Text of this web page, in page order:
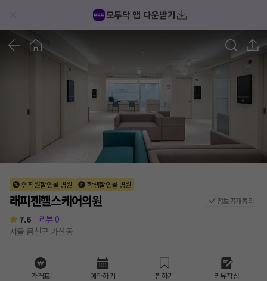
모두닥 앱 다운받기
임직원할인몰 병원 학생할인몰 병원
래피젠헬스케어의원 정보공개동의
7.6 리뷰 0
서울 금천구 가산동
가격표 예약하기 찜하기 리뷰작성
래피젠헬스케어의원 후기/가격/비용 (2026) | 모두닥